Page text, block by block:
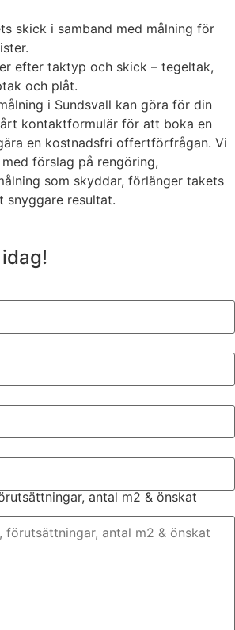
skick i samband med målning för
efter taktyp och skick – tegeltak,
och plåt.
i Sundsvall kan göra för din
kontaktformulär för att boka en
en kostnadsfri offertförfrågan. Vi
förslag på rengöring,
som skyddar, förlänger takets
snyggare resultat.
antal m2 & önskat